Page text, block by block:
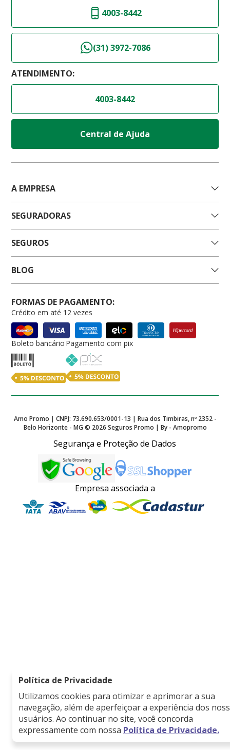
Política de Privacidade
Utilizamos cookies para otimizar e aprimorar a sua
navegação, além de aperfeiçoar a experiência dos
usuários. Ao continuar no site, você concorda
expressamente com nossa Política de Privacidade.
4003-8442
(31) 3972-7086
ATENDIMENTO:
4003-8442
Central de Ajuda
A EMPRESA
SEGURADORAS
SEGUROS
BLOG
FORMAS DE PAGAMENTO:
Crédito em até 12 vezes
Boleto bancário Pagamento com pix
Amo Promo | CNPJ: 73.690.653/0001-13 | Rua dos Timbiras, nº 2352 -
Belo Horizonte - MG © 2026 Seguros Promo | By - Amopromo
Segurança e Proteção de Dados
Empresa associada a